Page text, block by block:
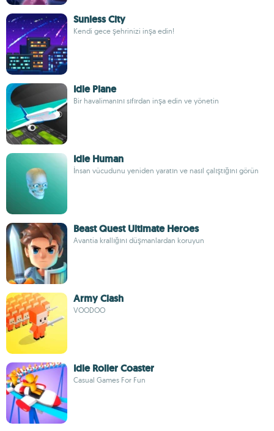
Sunless City
Kendi gece şehrinizi inşa edin!
Idle Plane
Bir havalimanını sıfırdan inşa edin ve yönetin
Idle Human
İnsan vücudunu yeniden yaratın ve nasıl çalıştığını görün
Beast Quest Ultimate Heroes
Avantia krallığını düşmanlardan koruyun
Army Clash
VOODOO
Idle Roller Coaster
Casual Games For Fun